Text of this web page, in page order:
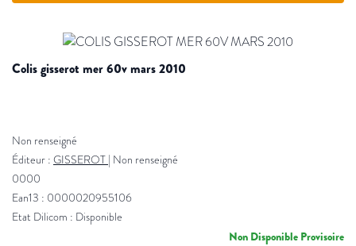
colis gisserot mer 60v mars 2010
Non renseigné
Éditeur : GISSEROT Non renseigné
0000
Ean13 : 0000020955106
Etat Dilicom : Disponible
Non Disponible Provisoire